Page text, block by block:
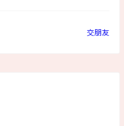
交朋友